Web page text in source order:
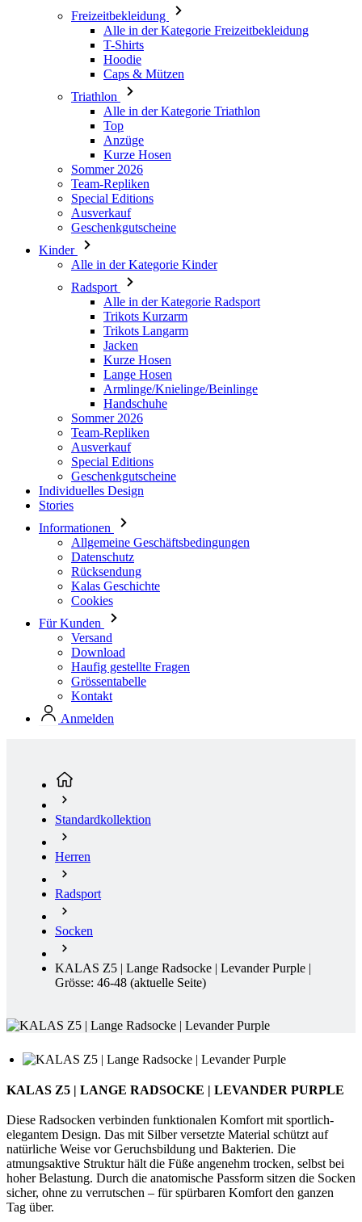
Freizeitbekleidung
Alle in der Kategorie Freizeitbekleidung
T-Shirts
Hoodie
Caps & Mützen
Triathlon
Alle in der Kategorie Triathlon
Top
Anzüge
Kurze Hosen
Sommer 2026
Team-Repliken
Special Editions
Ausverkauf
Geschenkgutscheine
Kinder
Alle in der Kategorie Kinder
Radsport
Alle in der Kategorie Radsport
Trikots Kurzarm
Trikots Langarm
Jacken
Kurze Hosen
Lange Hosen
Armlinge/Knielinge/Beinlinge
Handschuhe
Sommer 2026
Team-Repliken
Ausverkauf
Special Editions
Geschenkgutscheine
Individuelles Design
Stories
Informationen
Allgemeine Geschäftsbedingungen
Datenschutz
Rücksendung
Kalas Geschichte
Cookies
Für Kunden
Versand
Download
Haufig gestellte Fragen
Grössentabelle
Kontakt
Anmelden
Standardkollektion
Herren
Radsport
Socken
KALAS Z5 | Lange Radsocke | Levander Purple |
Grösse: 46-48 (aktuelle Seite)
KALAS Z5 | LANGE RADSOCKE | LEVANDER PURPLE
Diese Radsocken verbinden funktionalen Komfort mit sportlich-
elegantem Design. Das mit Silber versetzte Material schützt auf
natürliche Weise vor Geruchsbildung und Bakterien. Die
atmungsaktive Struktur hält die Füße angenehm trocken, selbst bei
hoher Belastung. Durch die anatomische Passform sitzen die Socken
sicher, ohne zu verrutschen – für spürbaren Komfort den ganzen
Tag über.